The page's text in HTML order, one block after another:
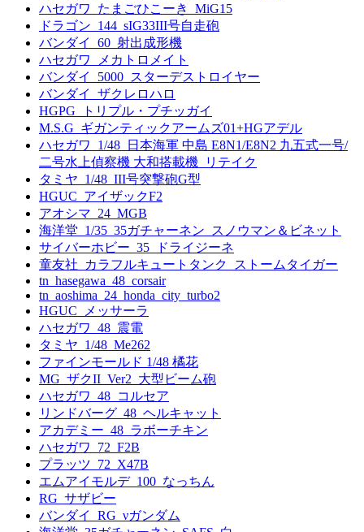
ハセガワ_たまごひこーき_MiG15
ドラゴン_144_sIG33III号自走砲
バンダイ_60_射出成形機
ハセガワ_メカトロメイト
バンダイ_5000_スターデストロイヤー
バンダイ_ザクレロハロ
HGPG_トリプル・プチッガイ
M.S.G_ギガンティックアームズ01+HGアデル
ハセガワ_1/48_日本海軍 中島 E8N1/E8N2 九五式一号/
二号水上偵察機 大和搭載機_リテイク
タミヤ_1/48_III号突撃砲G型
HGUC_アイザックF2
アオシマ_24_MGB
海洋堂_1/35_35ガチャーネン_スノウマン＆ビネット
サイバーホビー_35_ドライジーネ
童友社_カラフルキュートタンク_ストームタイガー
tn_hasegawa_48_corsair
tn_aoshima_24_honda_city_turbo2
HGUC_メッサーラ
ハセガワ_48_震電
タミヤ_1/48_Me262
ファインモールド 1/48 橘花
MG_ザクII_Ver2_大型ビーム砲
ハセガワ_48_コルセア
リンドバーグ_48_ヘルキャット
アカデミー_48_ラボーチキン
ハセガワ_72_F2B
プラッツ_72_X47B
エムアイモルデ_100_なっちん
RG_サザビー
バンダイ_RG_νガンダム